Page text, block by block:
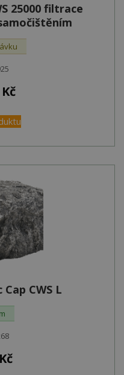
25000 filtrace
Kč
CWS L
Kč